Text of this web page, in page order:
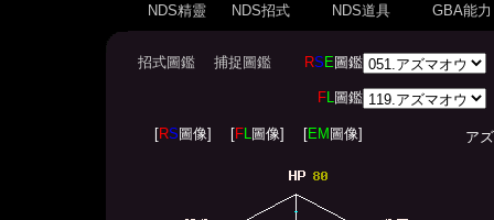
NDS精靈
NDS招式 NDS道具 GBA能
招式圖鑑 捕捉圖鑑 RS E圖鑑
FL圖鑑
[RS 圖像] [FL圖像] [EM 圖像] アズ